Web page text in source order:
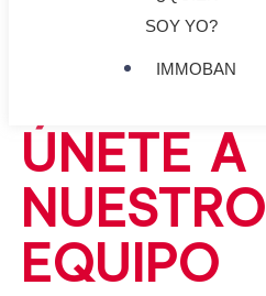
SOY YO?
IMMOBAN
ÚNETE A
NUESTRO
EQUIPO